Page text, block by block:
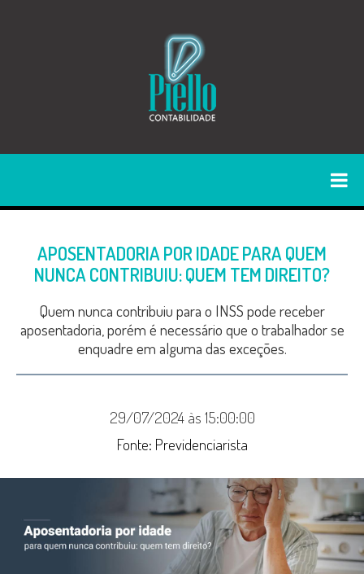
APOSENTADORIA POR IDADE PARA QUEM
NUNCA CONTRIBUIU: QUEM TEM DIREITO?
Quem nunca contribuiu para o INSS pode receber
aposentadoria, porém é necessário que o trabalhador se
enquadre em alguma das exceções.
29/07/2024 às 15:00:00
Fonte: Previdenciarista